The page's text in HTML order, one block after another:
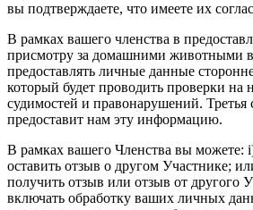
вы подтверждаете, что имеете их
В рамках вашего членства в
присмотру за домашними животными
предоставлять личные данные
который будет проводить проверки на
судимостей и правонарушений. Третья
предоставит нам эту информацию.
В рамках вашего Членства вы можете:
оставить отзыв о другом Участнике;
получить отзыв или отзыв от другого
включать обработку ваших личных